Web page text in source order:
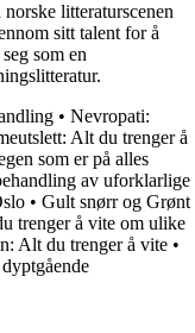
litteraturscenen
sitt talent for å
som en
• Nevropati:
Alt du trenger å
som er på alles
av uforklarlige
• Gult snørr og Grønt
trenger å vite om ulike
Alt du trenger å vite •